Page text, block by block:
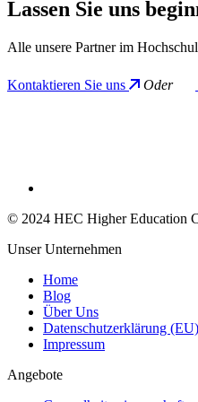
Lassen Sie uns
Alle unsere Partner im
Kontaktieren Sie uns Oder
© 2024 HEC Higher Education
Unser Unternehmen
Home
Blog
Über Uns
Datenschutzerklärung (EU)
Impressum
Angebote